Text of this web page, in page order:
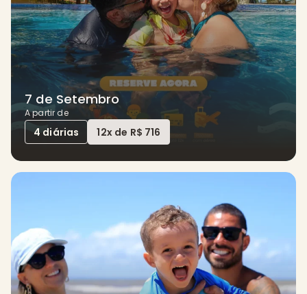
7 de Setembro
A partir de
4 diárias 12x de R$ 716